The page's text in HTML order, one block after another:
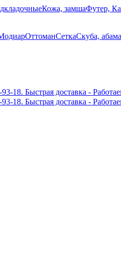
Кожа, замшаФутер,
ОттоманСеткаСкуба, абама